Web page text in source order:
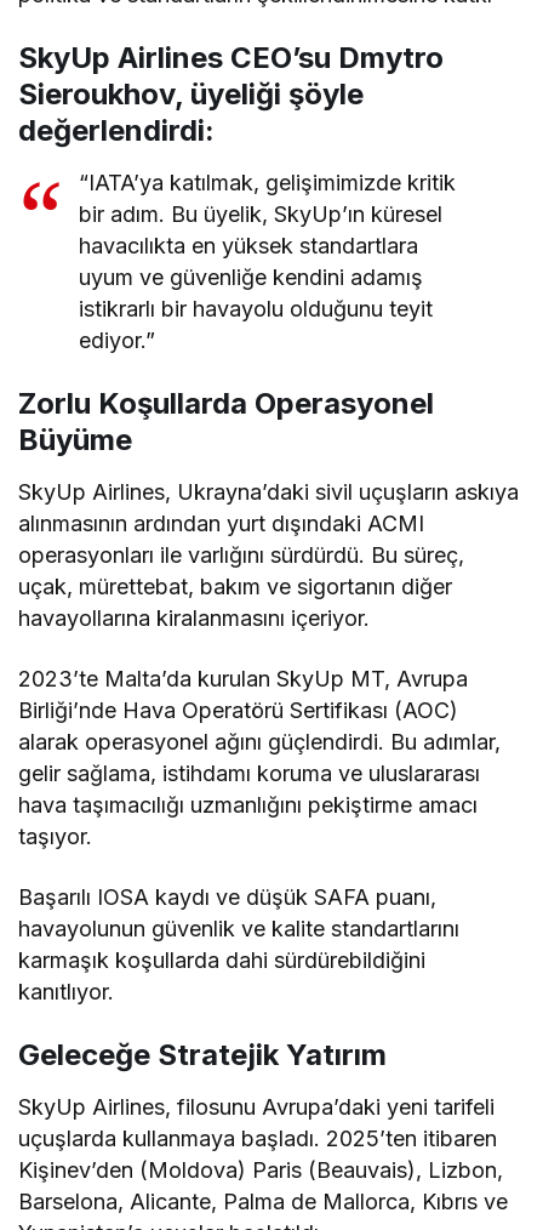
SkyUp Airlines CEO’su Dmytro
Sieroukhov, üyeliği şöyle
değerlendirdi:
“IATA’ya katılmak, gelişimimizde kritik
bir adım. Bu üyelik, SkyUp’ın küresel
havacılıkta en yüksek standartlara
uyum ve güvenliğe kendini adamış
istikrarlı bir havayolu olduğunu teyit
ediyor.”
Zorlu Koşullarda Operasyonel
Büyüme
SkyUp Airlines, Ukrayna’daki sivil uçuşların askıya
alınmasının ardından yurt dışındaki ACMI
operasyonları ile varlığını sürdürdü. Bu süreç,
uçak, mürettebat, bakım ve sigortanın diğer
havayollarına kiralanmasını içeriyor.
2023’te Malta’da kurulan SkyUp MT, Avrupa
Birliği’nde Hava Operatörü Sertifikası (AOC)
alarak operasyonel ağını güçlendirdi. Bu adımlar,
gelir sağlama, istihdamı koruma ve uluslararası
hava taşımacılığı uzmanlığını pekiştirme amacı
taşıyor.
Başarılı IOSA kaydı ve düşük SAFA puanı,
havayolunun güvenlik ve kalite standartlarını
karmaşık koşullarda dahi sürdürebildiğini
kanıtlıyor.
Geleceğe Stratejik Yatırım
SkyUp Airlines, filosunu Avrupa’daki yeni tarifeli
uçuşlarda kullanmaya başladı. 2025’ten itibaren
Kişinev’den (Moldova) Paris (Beauvais), Lizbon,
Barselona, Alicante, Palma de Mallorca, Kıbrıs ve